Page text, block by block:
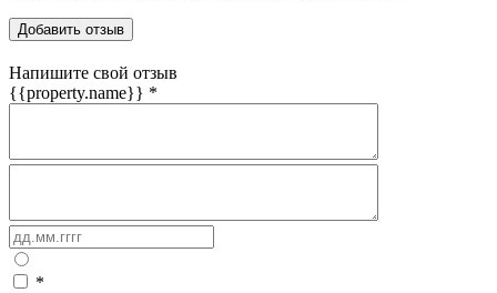
Добавить отзыв
Напишите свой отзыв
{{property.name}} *
*